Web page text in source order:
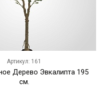
Артикул: 161
Дерево Эвкалипта 195
см.